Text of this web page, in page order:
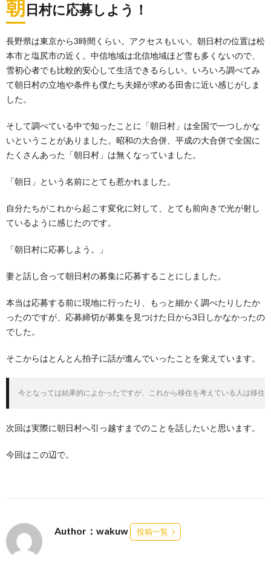
朝日村に応募しよう！
長野県は東京から3時間くらい。アクセスもいい。朝日村の位置は松
本市と塩尻市の近く。中信地域は北信地域ほど雪も多くないので、
雪初心者でも比較的安心して生活できるらしい。いろいろ調べてみ
て朝日村の立地や条件も僕たち夫婦が求める田舎に近い感じがしま
した。
そして調べている中で知ったことに「朝日村」は全国で一つしかな
いということがありました。昭和の大合併、平成の大合併で全国に
たくさんあった「朝日村」は無くなっていました。
「朝日」という名前にとても惹かれました。
自分たちがこれから起こす変化に対して、とても前向きで光が射し
ているように感じたのです。
「朝日村に応募しよう。」
妻と話し合って朝日村の募集に応募することにしました。
本当は応募する前に現地に行ったり、もっと細かく調べたりしたか
ったのですが、応募締切が募集を見つけた日から3日しかなかったの
でした。
そこからはとんとん拍子に話が進んでいったことを覚えています。
今となっては結果的によかったですが、これから移住を考えている人は移
次回は実際に朝日村へ引っ越すまでのことを話したいと思います。
今回はこの辺で。
Author：wakuw 投稿一覧